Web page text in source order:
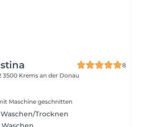
8
3500 Krems an der Donau
Maschine geschnitten
Trocknen